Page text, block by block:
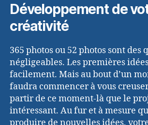
Développement de
créativité
365 photos ou 52 photos sont des
négligeables. Les premières
facilement. Mais au bout d’un
faudra commencer à vous creuser
partir de ce moment-là que le
intéressant. Au fur et à mesure
produire de nouvelles idées,